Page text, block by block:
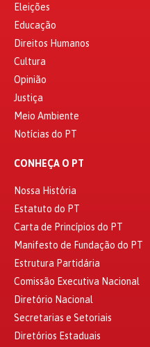
Eleições
Educação
Direitos Humanos
Cultura
Opinião
Justiça
Meio Ambiente
Notícias do PT
CONHEÇA O PT
Nossa História
Estatuto do PT
Carta de Princípios do PT
Manifesto de Fundação do PT
Estrutura Partidária
Comissão Executiva Nacional
Diretório Nacional
Secretarias e Setoriais
Diretórios Estaduais